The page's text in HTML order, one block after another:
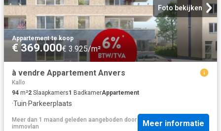
Foto bekijken
Appartement·te koop
€ 369.000€ 3.925/m²
à vendre Appartement Anvers
Kallo
94 m²2 Slaapkamers1 BadkamerAppartement
·Tuin·Parkeerplaats
Meer dan 1 maand geleden aangeboden door
immovlan
Meer informatie